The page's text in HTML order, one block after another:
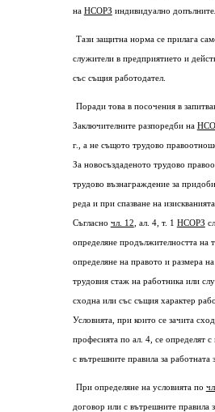
на НСОРЗ индивидуално
Тази защитна норма се прилага
служители в предприятието и
със същия работодател.
Поради това в посочения в
Заключителните разпоредби на
г., а не същото трудово
За новосъздаденото трудово
трудово възнаграждение за
реда и при спазване на
Съгласно чл. 12 , ал. 4, т. 1 НСОРЗ
определяне продължителността на
определяне на правото и размера
трудовия стаж на работника или
сходна или със същия характер
Условията, при които се зачита
професията по ал. 4, се определят
с вътрешните правила за работната
При определяне на условията по
договор или с вътрешните правила